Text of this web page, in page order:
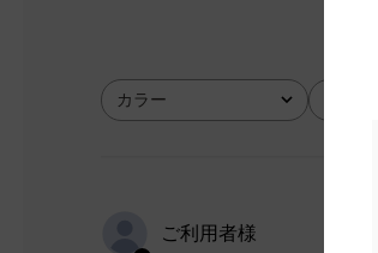
カラー
全て
ご利用者様